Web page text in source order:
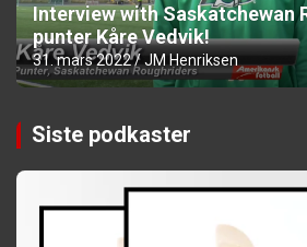
Interview with Saskatchewan
punter Kåre Vedvik!
31. mars 2022 JM Henriksen
Siste podkaster